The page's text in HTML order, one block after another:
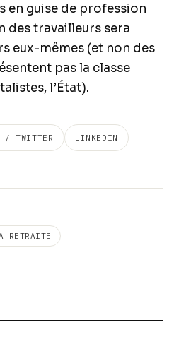
en guise de profession
des travailleurs sera
eux-mêmes (et non des
pas la classe
l’État).
/ TWITTER LINKEDIN
RETRAITE